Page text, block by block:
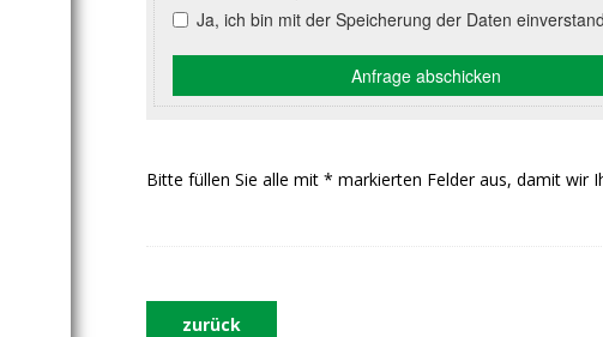
Bitte füllen Sie alle mit * markierten Felder aus, damit wir
zurück